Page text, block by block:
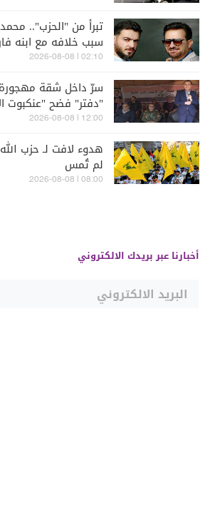
تبرأ من "الحزب"..
سبب خلافه مع ابنه
02:10 | 2026-08-08
سرّ داخل شقة
"دفتر" فضح "عنكبوت
12:00 | 2026-08-08
هدوء لافت لـ حزب
لم تُمس
08:00 | 2026-08-08
أخبارنا عبر بريدك الالكتروني